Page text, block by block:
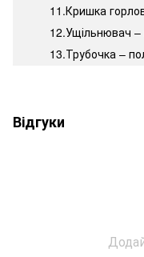
11.Кришка
12.Ущільнювач –
13.Трубочка –
Відгуки